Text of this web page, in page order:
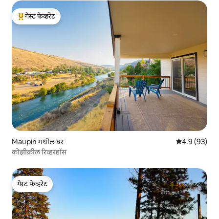
टॉप गेस्ट फेव्हरेट
गेस्ट फेव्हरेट
Maupin मधील घर 5 पैकी 4.9
4.9 (93)
कोझीक्रील रिव्हरहॉस
गेस्ट फेव्हरेट
गेस्ट फेव्हरेट